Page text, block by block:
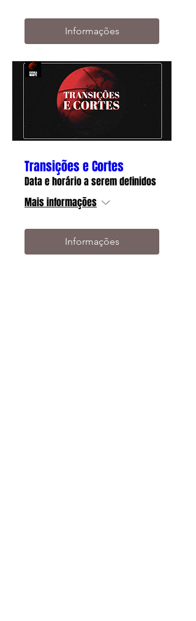
Informações
Transições e Cortes
Data e horário a serem definidos
Mais informações
Informações